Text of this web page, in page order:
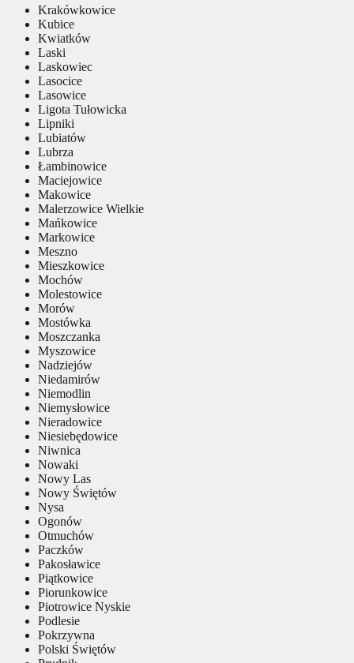
Krakówkowice
Kubice
Kwiatków
Laski
Laskowiec
Lasocice
Lasowice
Ligota Tułowicka
Lipniki
Lubiatów
Lubrza
Łambinowice
Maciejowice
Makowice
Malerzowice Wielkie
Mańkowice
Markowice
Meszno
Mieszkowice
Mochów
Molestowice
Morów
Mostówka
Moszczanka
Myszowice
Nadziejów
Niedamirów
Niemodlin
Niemysłowice
Nieradowice
Niesiebędowice
Niwnica
Nowaki
Nowy Las
Nowy Świętów
Nysa
Ogonów
Otmuchów
Paczków
Pakosławice
Piątkowice
Piorunkowice
Piotrowice Nyskie
Podlesie
Pokrzywna
Polski Świętów